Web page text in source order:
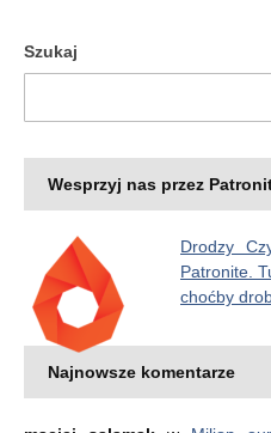
Szukaj
Wesprzyj nas przez
Drodzy
Patronite.
choćby
Najnowsze komentarze